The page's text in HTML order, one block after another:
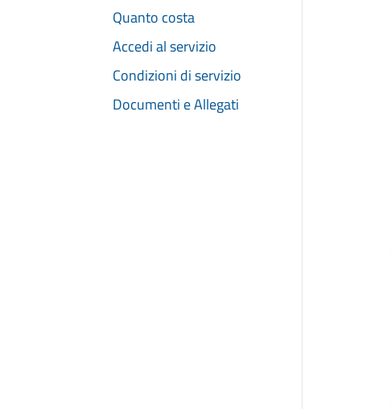
Quanto costa
Accedi al servizio
Condizioni di servizio
Documenti e Allegati